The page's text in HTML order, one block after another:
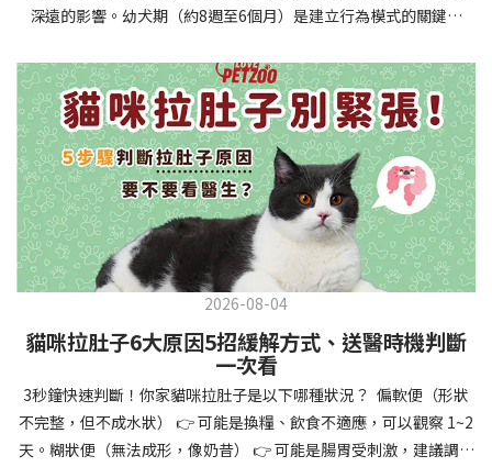
深遠的影響。幼犬期（約8週至6個月）是建立行為模式的關鍵時
的行為問題，並建立人犬間的健康關係。 建立安全健康的生活環境
透過基礎訓練，幼犬能學會家居規則，避免危險行為和破壞家具。
像是「不」和「放下」等指令可以阻止幼犬咬電線或誤食有害物
質，有效降低居家意外風險。規律的如廁訓練則能養成良好衛生習
慣，讓家中環境保持乾淨舒適。增強溝通與信任關係訓練過程就像
建立一種共同語言，幫助你和幼犬更好地理解彼此。當幼犬學會回
應你的指令，不只增加了互動機會，也建立了主人作為領導者的地
位。正向獎勵式訓練更能培養幼犬對你的信任感，強化情感連結，
創造更和諧的相處模式。培養社交技能與適應能力及早接觸各種環
境和刺激，能幫助幼犬成長為自信穩定的成犬。適當的社會化訓練
讓牠們學會如何與其他狗狗、動物和人類和平相處，減少恐懼或攻
擊行為。這種適應能力使幼犬未來能從容面對獸醫檢查、美容
salon、寄宿或旅行等各種情境，大大提升生活品質。 訓練幼犬不只
是教會指令，更是塑造性格和習慣的過程！ 透過耐心且一致的訓
練，你不僅能擁有一隻聽話的好狗狗，更能建立起相互尊重的終身
2026-08-04
貓咪拉肚子6大原因5招緩解方式、送醫時機判斷
一次看
3秒鐘快速判斷！你家貓咪拉肚子是以下哪種狀況？ 偏軟便（形狀
不完整，但不成水狀） 👉 可能是換糧、飲食不適應，可以觀察 1~2
天。糊狀便（無法成形，像奶昔） 👉 可能是腸胃受刺激，建議調整